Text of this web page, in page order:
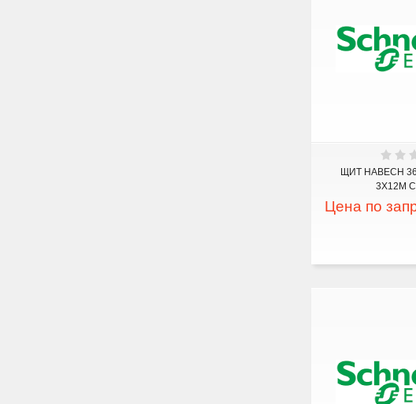
ЩИТ НАВЕСН
3Х12М
Цена по